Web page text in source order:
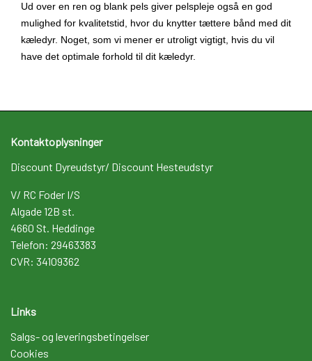
Ud over en ren og blank pels giver pelspleje også en god
mulighed for kvalitetstid, hvor du knytter tættere bånd med dit
kæledyr. Noget, som vi mener er utroligt vigtigt, hvis du vil
have det optimale forhold til dit kæledyr.
Kontaktoplysninger
Discount Dyreudstyr/ Discount Hesteudstyr
V/ RC Foder I/S
Algade 12B st.
4660 St. Heddinge
Telefon: 29463383
CVR: 34109362
Links
Salgs- og leveringsbetingelser
Cookies